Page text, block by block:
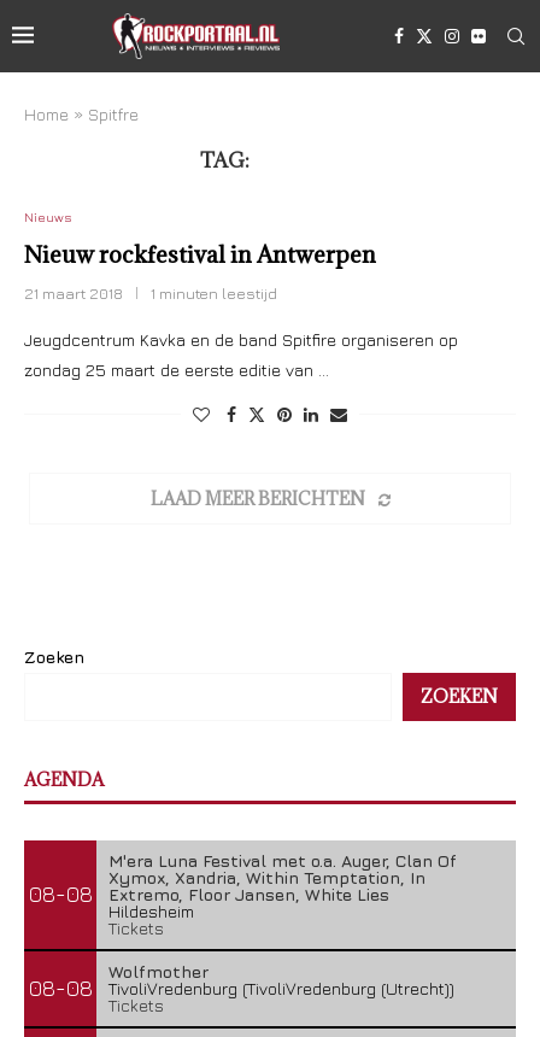
Home » Spitfre
TAG:
Nieuws
Nieuw rockfestival in Antwerpen
21 maart 2018 1 minuten leestijd
Jeugdcentrum Kavka en de band Spitfire organiseren op
zondag 25 maart de eerste editie van …
LAAD MEER BERICHTEN
Zoeken
ZOEKEN
AGENDA
08-08
M'era Luna Festival met o.a. Auger, Clan Of
Xymox, Xandria, Within Temptation, In
Extremo, Floor Jansen, White Lies
Hildesheim
Tickets
08-08
Wolfmother
TivoliVredenburg (TivoliVredenburg (Utrecht))
Tickets